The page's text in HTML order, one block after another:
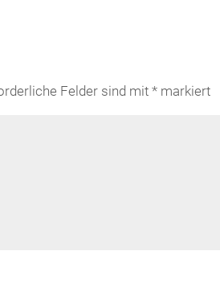
Felder sind mit *markiert